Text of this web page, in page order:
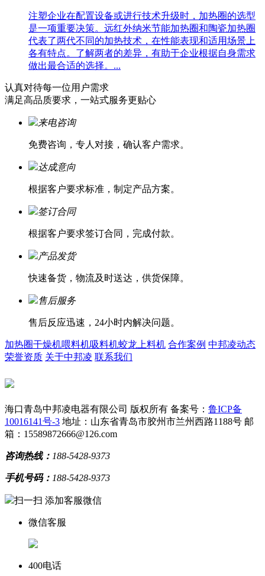
注塑企业在配置设备或进行技术升级时，加热圈的选型
是一项重要决策。远红外纳米节能加热圈和陶瓷加热圈
代表了两代不同的加热技术，在性能表现和适用场景上
各有特点。了解两者的差异，有助于企业根据自身需求
做出最合适的选择。...
认真对待每一位用户需求
满足高品质要求，一站式服务更贴心
来电咨询
免费咨询，专人对接，确认客户需求。
达成意向
根据客户要求标准，制定产品方案。
签订合同
根据客户要求签订合同，完成付款。
产品发货
快速备货，物流及时送达，供货保障。
售后服务
售后反应迅速，24小时内解决问题。
加热圈干燥机喂料机吸料机蛟龙上料机 合作案例 中邦凌动态
荣誉资质 关于中邦凌 联系我们
海口青岛中邦凌电器有限公司 版权所有 备案号： 鲁ICP备
10016141号-3 地址：山东省青岛市胶州市兰州西路1188号 邮
箱：15589872666@126.com
咨询热线： 188-5428-9373
手机号码： 188-5428-9373
扫一扫 添加客服微信
微信客服
400电话